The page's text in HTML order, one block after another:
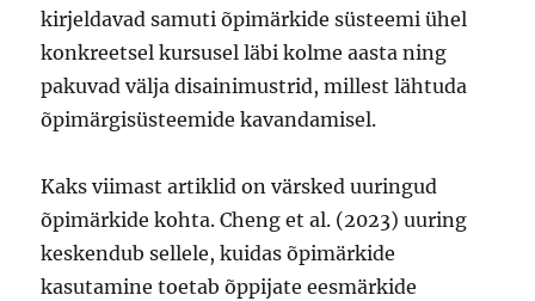
kirjeldavad samuti õpimärkide süsteemi ühel
konkreetsel kursusel läbi kolme aasta ning
pakuvad välja disainimustrid, millest lähtuda
õpimärgisüsteemide kavandamisel.
Kaks viimast artiklid on värsked uuringud
õpimärkide kohta. Cheng et al. (2023) uuring
keskendub sellele, kuidas õpimärkide
kasutamine toetab õppijate eesmärkide